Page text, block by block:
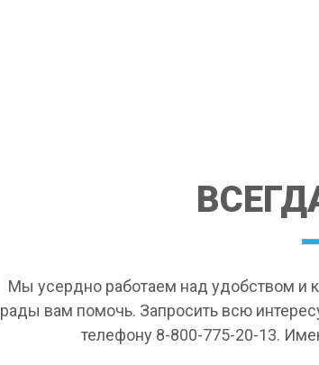
Мы усердно работаем над удобством и
рады вам помочь. Запросить всю
телефону 8-800-775-20-13.